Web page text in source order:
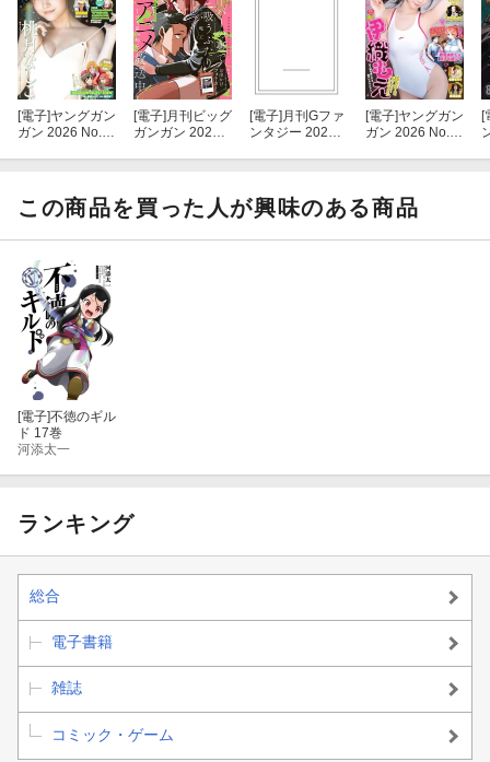
[電子]ヤングガン
ガン 2026 No.1
[電子] 月刊ビッグ
ガンガン 2026 V
[電子] 月刊Gファ
ンタジー 2026
[電子]ヤングガン
ガン 2026 No.1
[
この商品を買った人が興味のある商品
[電子]不徳のギル
ド 17巻
河添太一
ランキング
総合
電子書籍
雑誌
コミック・ゲーム